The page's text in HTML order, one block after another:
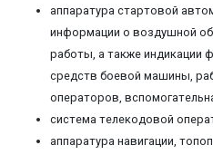
аппаратура стартовой
информации о воздушной
работы, а также индикации
средств боевой машины,
операторов,
система телекодовой
аппаратура навигации,